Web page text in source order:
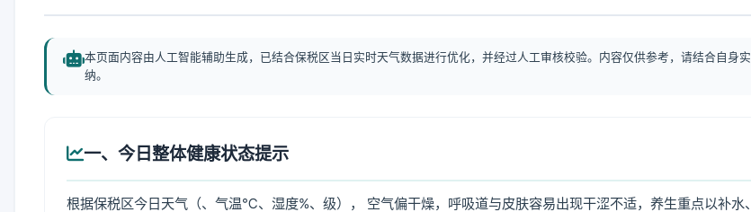
本页面内容由人工智能辅助生成，已结合保税区当日实时天气数据进行优化，并经过人工审核校验。内容仅供参考，请结合自身
纳。
一、今日整体健康状态提示
根据保税区今日天气（、气温℃、湿度%、级）， 空气偏干燥，呼吸道与皮肤容易出现干涩不适，养生重点以补水